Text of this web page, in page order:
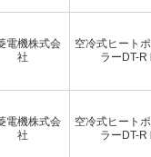
電機株式会
社
空冷式ヒート
ラーDT-
電機株式会
社
空冷式ヒート
ラーDT-